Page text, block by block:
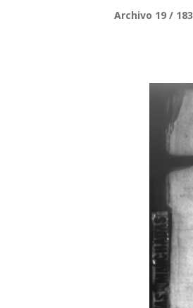
Archivo 19 / 183